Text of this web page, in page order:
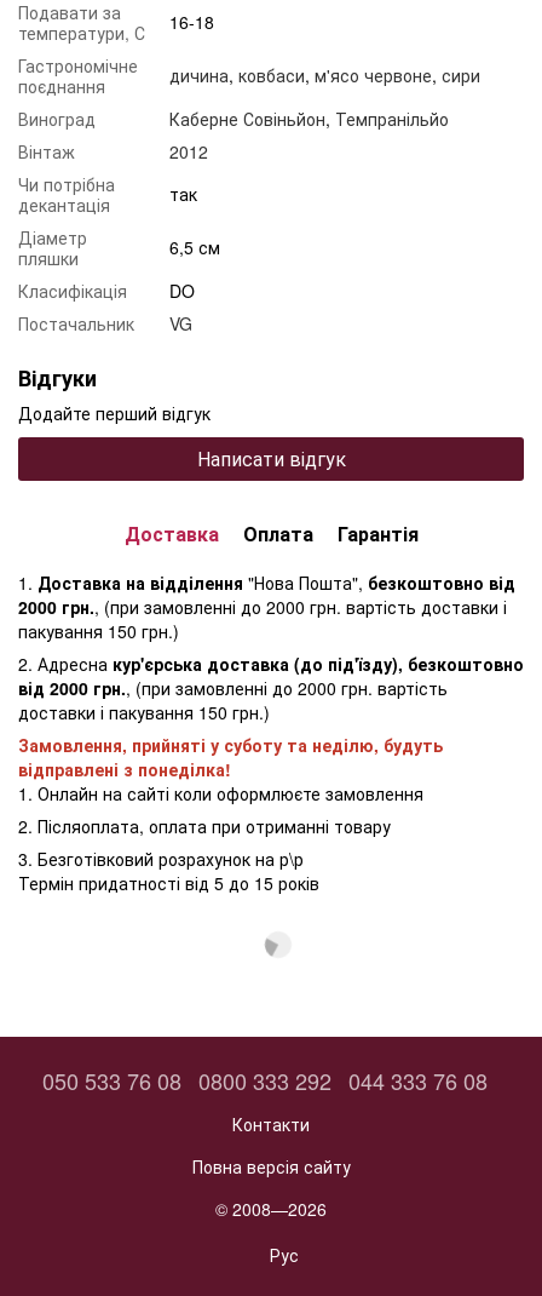
Подавати за
температури, С
16-18
Гастрономічне
поєднання
дичина, ковбаси, м'ясо червоне, сири
Виноград
Каберне Совіньйон, Темпранільйо
Вінтаж
2012
Чи потрібна
декантація
так
Діаметр
пляшки
6,5 см
Класифікація
DO
Постачальник
VG
Відгуки
Додайте перший відгук
Написати відгук
Доставка Оплата Гарантія
1. Доставка на відділення "Нова Пошта", безкоштовно від
2000 грн., (при замовленні до 2000 грн. вартість доставки і
пакування 150 грн.)
2. Адресна кур'єрська доставка (до під'їзду), безкоштовно
від 2000 грн., (при замовленні до 2000 грн. вартість
доставки і пакування 150 грн.)
Замовлення, прийняті у суботу та неділю, будуть
відправлені з понеділка!
1. Онлайн на сайті коли оформлюєте замовлення
2. Післяоплата, оплата при отриманні товару
3. Безготівковий розрахунок на р\р
Термін придатності від 5 до 15 років
050 533 76 08 0800 333 292 044 333 76 08
Контакти
Повна версія сайту
© 2008—2026
Рус